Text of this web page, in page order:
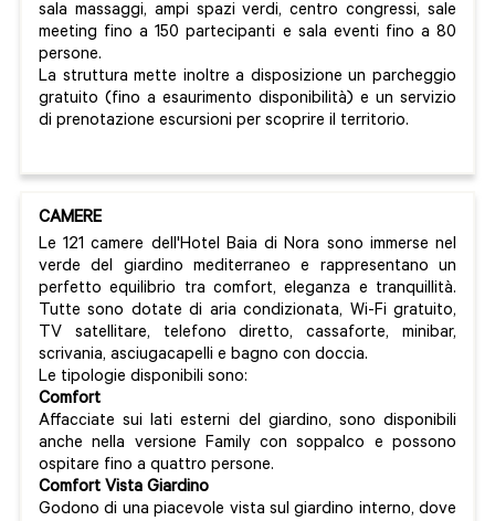
sala massaggi, ampi spazi verdi, centro congressi, sale
meeting fino a 150 partecipanti e sala eventi fino a 80
persone.
La struttura mette inoltre a disposizione un parcheggio
gratuito (fino a esaurimento disponibilità) e un servizio
di prenotazione escursioni per scoprire il territorio.
CAMERE
Le 121 camere dell'Hotel Baia di Nora sono immerse nel
verde del giardino mediterraneo e rappresentano un
perfetto equilibrio tra comfort, eleganza e tranquillità.
Tutte sono dotate di aria condizionata, Wi-Fi gratuito,
TV satellitare, telefono diretto, cassaforte, minibar,
scrivania, asciugacapelli e bagno con doccia.
Le tipologie disponibili sono:
Comfort
Affacciate sui lati esterni del giardino, sono disponibili
anche nella versione Family con soppalco e possono
ospitare fino a quattro persone.
Comfort Vista Giardino
Godono di una piacevole vista sul giardino interno, dove